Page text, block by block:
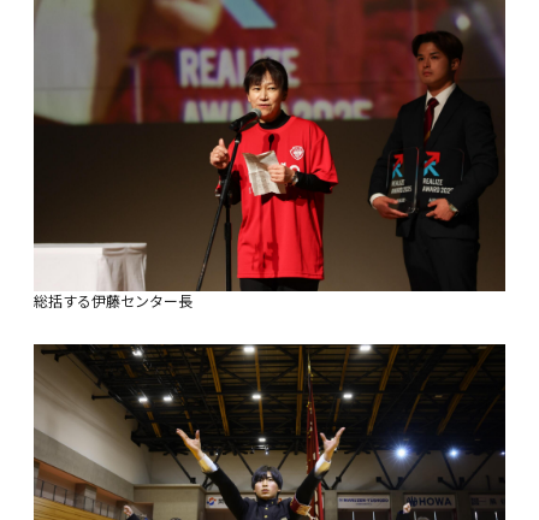
総括する伊藤センター長